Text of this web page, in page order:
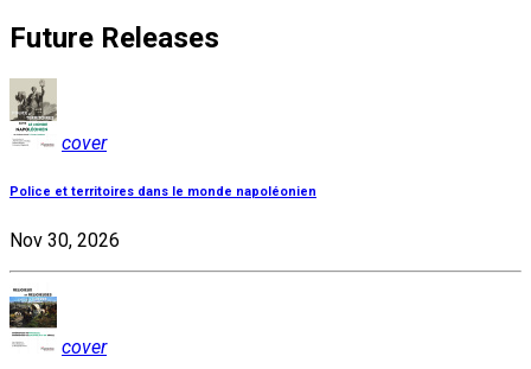
Future Releases
cover
Police et territoires dans le monde napoléonien
Nov 30, 2026
cover